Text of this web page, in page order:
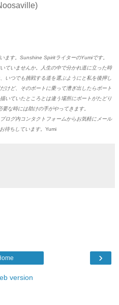
ます。Sunshine SpiritライターのYumiです。
ていませんか。人生の中で分かれ道に立った時
いつでも挑戦する道を選ぶようにと私を後押し
けど、そのボートに乗って漕ぎ出したらボート
いていたところとは違う場所にボートがたどり
な時には助けの手がやってきます。
ログ内コンタクトフォームからお気軽にメール
待ちしています。 Yumi
›
version